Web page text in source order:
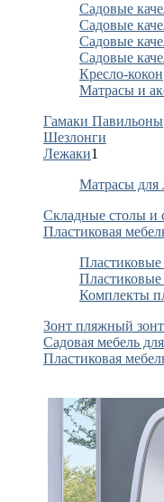
Садовые
Садовые
Садовые
Садовые
Кресло-кокон
Матрасы и
Гамаки Павильоны
Шезлонги
Лежаки1
Матрасы для
Складные столы и
Пластиковая
Пластиковые
Комплекты
Зонт пляжный
Садовая мебель
Пластиковая